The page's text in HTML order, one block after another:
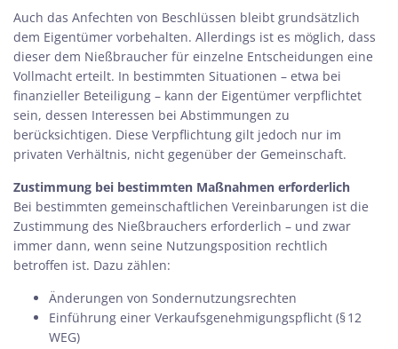
Auch das Anfechten von Beschlüssen bleibt grundsätzlich
dem Eigentümer vorbehalten. Allerdings ist es möglich, dass
dieser dem Nießbraucher für einzelne Entscheidungen eine
Vollmacht erteilt. In bestimmten Situationen – etwa bei
finanzieller Beteiligung – kann der Eigentümer verpflichtet
sein, dessen Interessen bei Abstimmungen zu
berücksichtigen. Diese Verpflichtung gilt jedoch nur im
privaten Verhältnis, nicht gegenüber der Gemeinschaft.
Zustimmung bei bestimmten Maßnahmen erforderlich
Bei bestimmten gemeinschaftlichen Vereinbarungen ist die
Zustimmung des Nießbrauchers erforderlich – und zwar
immer dann, wenn seine Nutzungsposition rechtlich
betroffen ist. Dazu zählen:
Änderungen von Sondernutzungsrechten
Einführung einer Verkaufsgenehmigungspflicht (§ 12
WEG)